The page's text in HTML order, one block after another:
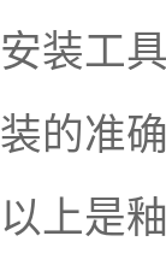
安装工
装的准
以上是